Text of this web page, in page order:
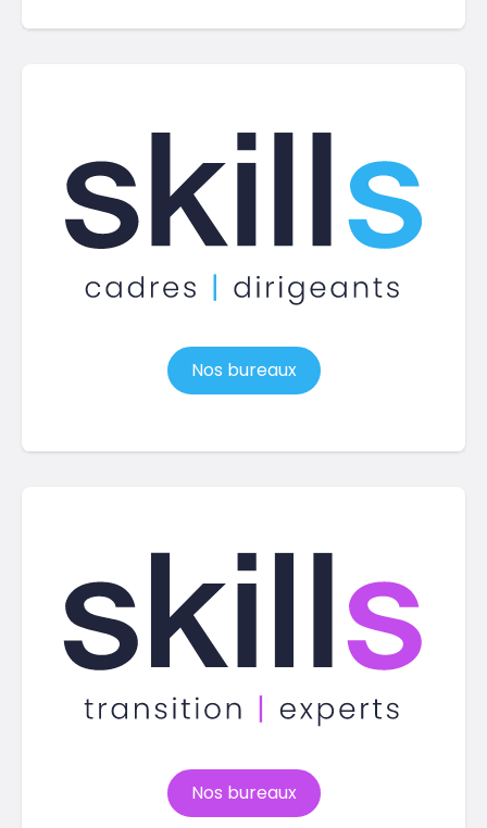
Nos bureaux
Nos bureaux